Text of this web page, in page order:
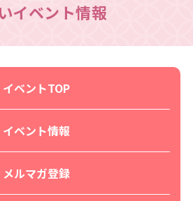
イベント情報
イベントTOP
イベント情報
メルマガ登録